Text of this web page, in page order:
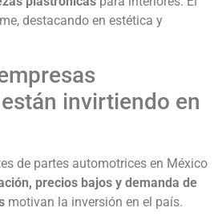
destacando en estética y
invirtiendo en
de partes automotrices en México
precios bajos y demanda de
motivan la inversión en el país.